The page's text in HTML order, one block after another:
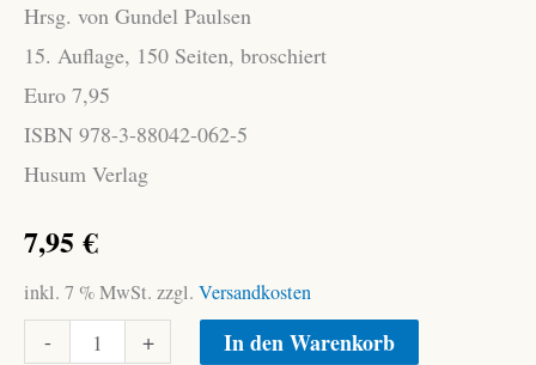
Hrsg. von Gundel Paulsen
15. Auflage, 150 Seiten, broschiert
Euro 7,95
ISBN 978-3-88042-062-5
Husum Verlag
7,95€
inkl. 7 % MwSt. zzgl. Versandkosten
-
Weihnachtsgeschichten
+ In den Warenkorb